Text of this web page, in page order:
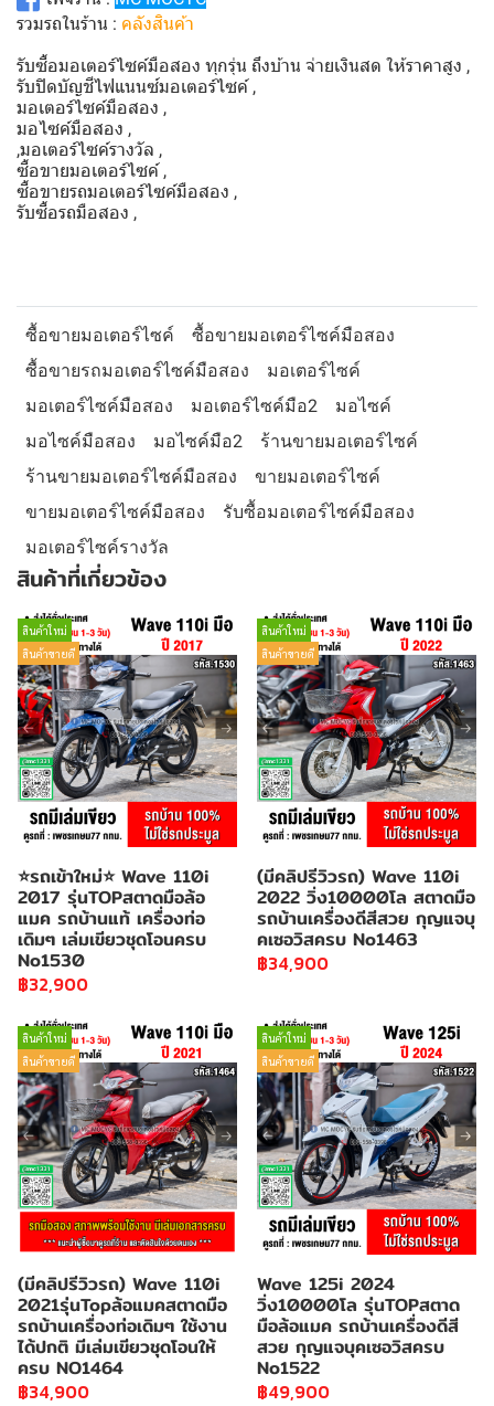
รวมรถในร้าน : คลังสินค้า
รับซื้อมอเตอร์ไซค์มือสอง ทุกรุ่น ถึงบ้าน จ่ายเงินสด ให้ราคาสูง ,
รับปิดบัญชีไฟแนนซ์มอเตอร์ไซค์ ,
มอเตอร์ไซค์มือสอง ,
มอไซค์มือสอง ,
,มอเตอร์ไซค์รางวัล ,
ซื้อขายมอเตอร์ไซค์ ,
ซื้อขายรถมอเตอร์ไซค์มือสอง ,
รับซื้อรถมือสอง ,
ซื้อขายมอเตอร์ไซค์
ซื้อขายมอเตอร์ไซค์มือสอง
ซื้อขายรถมอเตอร์ไซค์มือสอง
มอเตอร์ไซค์
มอเตอร์ไซค์มือสอง
มอเตอร์ไซค์มือ2
มอไซค์
มอไซค์มือสอง
มอไซค์มือ2
ร้านขายมอเตอร์ไซค์
ร้านขายมอเตอร์ไซค์มือสอง
ขายมอเตอร์ไซค์
ขายมอเตอร์ไซค์มือสอง
รับซื้อมอเตอร์ไซค์มือสอง
มอเตอร์ไซค์รางวัล
สินค้าที่เกี่ยวข้อง
สินค้าใหม่
สินค้าขายดี
⭐รถเข้าใหม่⭐ Wave 110i
2017 รุ่นTOPสตาดมือล้อ
แมค รถบ้านแท้ เครื่องท่อ
เดิมๆ เล่มเขียวชุดโอนครบ
No1530
฿32,900
สินค้าใหม่
สินค้าขายดี
(มีคลิปรีวิวรถ) Wave 110i
2022 วิ่ง10000โล สตาดมือ
รถบ้านเครื่องดีสีสวย กุญแจบุ
คเซอวิสครบ No1463
฿34,900
สินค้าใหม่
สินค้าขายดี
(มีคลิปรีวิวรถ) Wave 110i
2021รุ่นTopล้อแมคสตาดมือ
รถบ้านเครื่องท่อเดิมๆ ใช้งาน
ได้ปกติ มีเล่มเขียวชุดโอนให้
ครบ NO1464
฿34,900
สินค้าใหม่
สินค้าขายดี
Wave 125i 2024
วิ่ง10000โล รุ่นTOPสตาด
มือล้อแมค รถบ้านเครื่องดีสี
สวย กุญแจบุคเซอวิสครบ
No1522
฿49,900